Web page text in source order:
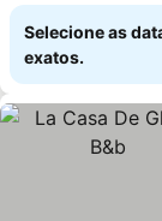
Selecione as
exatos.